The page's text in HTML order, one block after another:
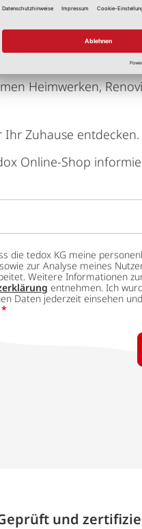
Heimwerken,
Zuhause entdecken.
Online-Shop
die tedox KG meine
zur Analyse meines
Weitere Informationen
entnehmen. Ich
Daten jederzeit einsehen
*
und